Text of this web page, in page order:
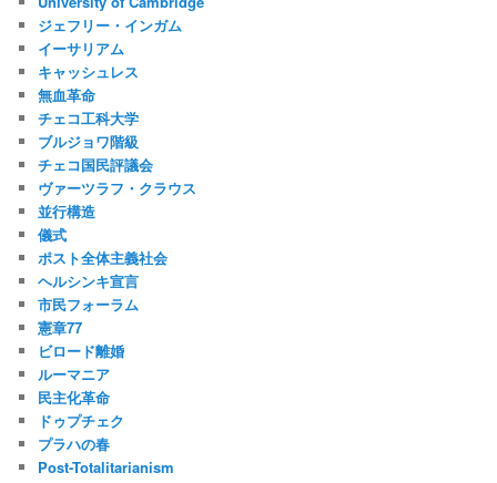
ジェフリー・インガム
イーサリアム
キャッシュレス
無血革命
チェコ工科大学
ブルジョワ階級
チェコ国民評議会
ヴァーツラフ・クラウス
並行構造
儀式
ポスト全体主義社会
ヘルシンキ宣言
市民フォーラム
憲章77
ビロード離婚
ルーマニア
民主化革命
ドゥプチェク
プラハの春
Post-Totalitarianism